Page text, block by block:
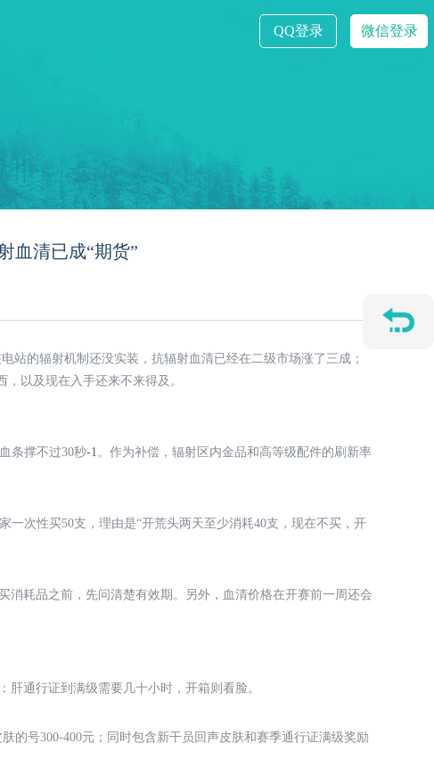
QQ登录 微信登录
血清已成“期货”
站的辐射机制还没实装，抗辐射血清已经在二级市场涨了三成；
以及现在入手还来不来得及。
条撑不过30秒-1。作为补偿，辐射区内金品和高等级配件的刷新率
一次性买50支，理由是“开荒头两天至少消耗40支，现在不买，开
消耗品之前，先问清楚有效期。另外，血清价格在开赛前一周还会
肝通行证到满级需要几十小时，开箱则看脸。
的号300-400元；同时包含新干员回声皮肤和赛季通行证满级奖励